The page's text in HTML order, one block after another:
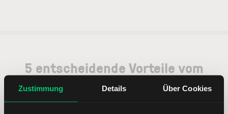
Zustimmung Details Über Cookies
5 entscheidende Vorteile vom
Online Broker LYNX